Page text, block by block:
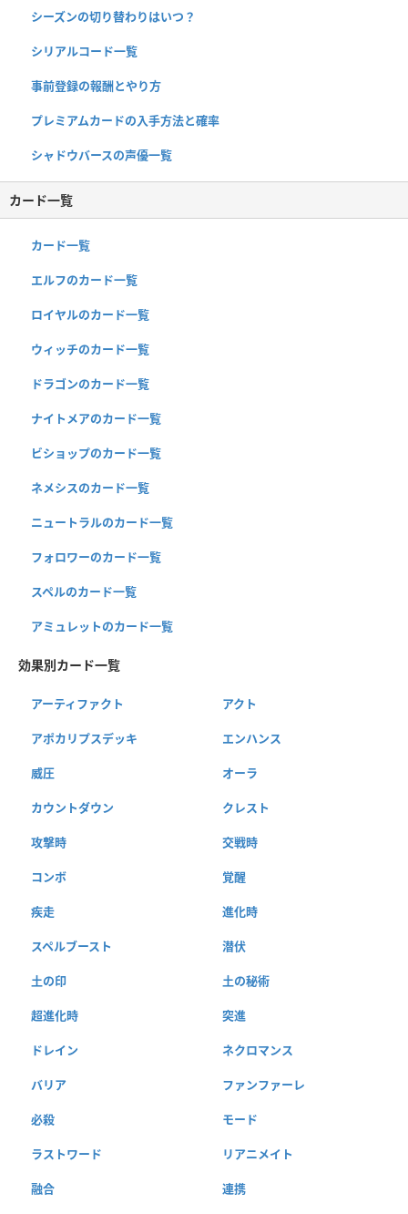
シーズンの切り替わりはいつ？
シリアルコード一覧
事前登録の報酬とやり方
プレミアムカードの入手方法と確率
シャドウバースの声優一覧
カード一覧
カード一覧
エルフのカード一覧
ロイヤルのカード一覧
ウィッチのカード一覧
ドラゴンのカード一覧
ナイトメアのカード一覧
ビショップのカード一覧
ネメシスのカード一覧
ニュートラルのカード一覧
フォロワーのカード一覧
スペルのカード一覧
アミュレットのカード一覧
効果別カード一覧
アーティファクト アクト
アポカリプスデッキ エンハンス
威圧 オーラ
カウントダウン クレスト
攻撃時 交戦時
コンボ 覚醒
疾走 進化時
スペルブースト 潜伏
土の印 土の秘術
超進化時 突進
ドレイン ネクロマンス
バリア ファンファーレ
必殺 モード
ラストワード リアニメイト
融合 連携